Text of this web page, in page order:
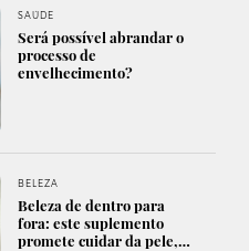
SAÚDE
Será possível abrandar o
processo de
envelhecimento?
BELEZA
Beleza de dentro para
fora: este suplemento
promete cuidar da pele,…